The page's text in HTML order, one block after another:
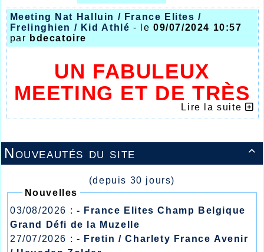

Nouveautés du site
(depuis 30 jours)
Nouvelles
03/08/2026 : - France Elites Champ Belgique
Grand Défi de la Muzelle
27/07/2026 : - Fretin / Charlety France Avenir
Meeting Nat Halluin / France Elites /
Frelinghien / Kid Athlé - le 09/07/2024 10:57
par bdecatoire
UN FABULEUX
MEETING ET DE TRÈS
BONS RÉSULTATS DU
WEEK-END
Lire la suite